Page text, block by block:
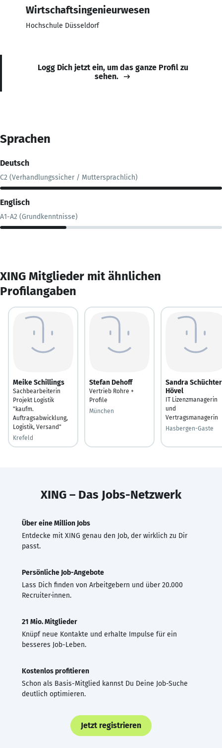
Wirtschaftsingenieurwesen
Hochschule Düsseldorf
Logg Dich jetzt ein, um das ganze Profil zu
sehen.
Sprachen
Deutsch
C2 (Verhandlungssicher / Muttersprachlich)
Englisch
A1-A2 (Grundkenntnisse)
XING Mitglieder mit ähnlichen
Profilangaben
Meike Schillings
Sachbearbeiterin
Projekt Logistik
"kaufm.
Auftragsabwicklung,
Logistik, Versand"
Krefeld
Stefan Dehoff
Vertrieb Rohre +
Profile
München
Sandra
Hövel
IT Lizenzmanagerin
und
Vertragsmanagerin
Hasbergen-Gaste
XING – Das Jobs-Netzwerk
Über eine Million Jobs
Entdecke mit XING genau den Job, der wirklich zu Dir
passt.
Persönliche Job-Angebote
Lass Dich finden von Arbeitgebern und über 20.000
Recruiter·innen.
21 Mio. Mitglieder
Knüpf neue Kontakte und erhalte Impulse für ein
besseres Job-Leben.
Kostenlos profitieren
Schon als Basis-Mitglied kannst Du Deine Job-Suche
deutlich optimieren.
Jetzt registrieren